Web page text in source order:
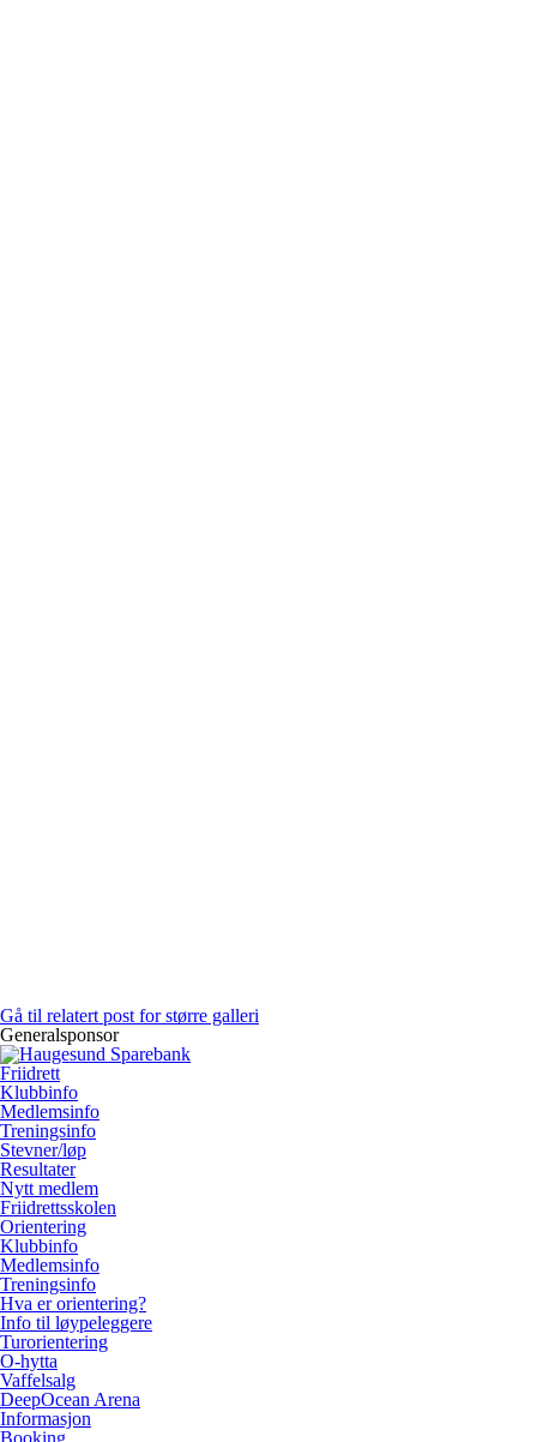
Gå til relatert post for større galleri
Generalsponsor
Friidrett
Klubbinfo
Medlemsinfo
Treningsinfo
Stevner/løp
Resultater
Nytt medlem
Friidrettsskolen
Orientering
Klubbinfo
Medlemsinfo
Treningsinfo
Hva er orientering?
Info til løypeleggere
Turorientering
O-hytta
Vaffelsalg
DeepOcean Arena
Informasjon
Booking